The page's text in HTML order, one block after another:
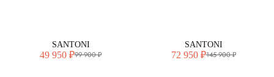
SANTONI
49 950 ₽99 900 ₽
SANTONI
72 950 ₽145 900 ₽